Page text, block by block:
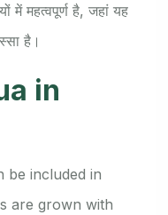
में महत्वपूर्ण है, जहां यह
है।
in
be included in
are grown with